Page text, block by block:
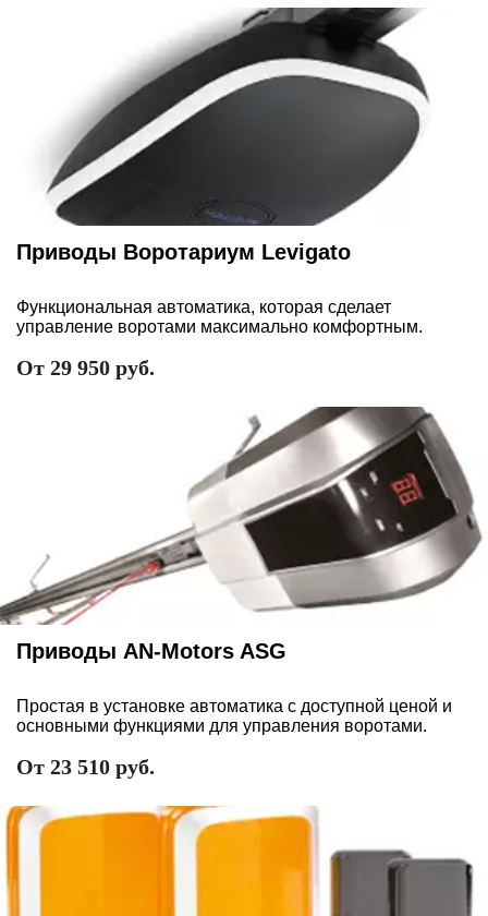
Приводы Воротариум Levigato
Функциональная автоматика, которая сделает
управление воротами максимально комфортным.
От 29 950 руб.
Приводы AN-Motors ASG
Простая в установке автоматика с доступной ценой и
основными функциями для управления воротами.
От 23 510 руб.